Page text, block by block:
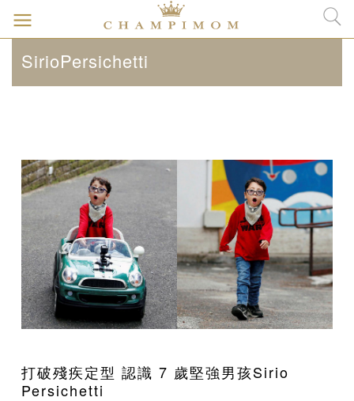
SirioPersichetti
打破殘疾定型 認識 7 歲堅強男孩Sirio
Persichetti